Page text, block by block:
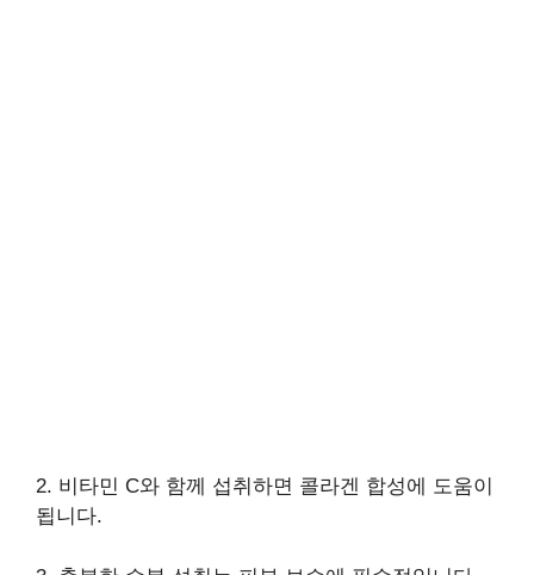
2. 비타민 C와 함께 섭취하면 콜라겐 합성에 도움이
됩니다.